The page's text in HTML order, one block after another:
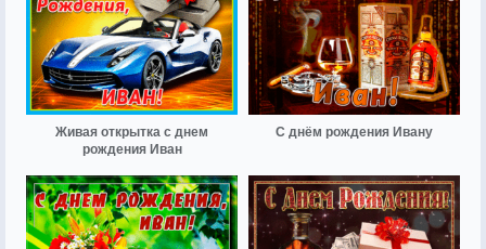
Живая открытка с днем
рождения Иван
С днём рождения Ивану